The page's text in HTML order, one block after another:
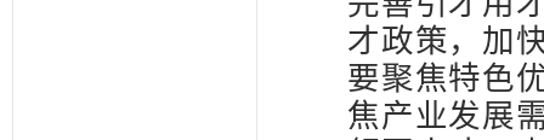
才政策，加
要聚焦特色
焦产业发展